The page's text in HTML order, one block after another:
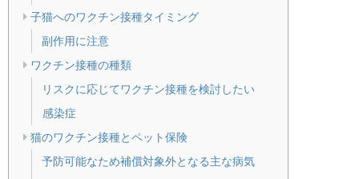
子猫へのワクチン接種タイミング
副作用に注意
ワクチン接種の種類
リスクに応じてワクチン接種を検討したい
感染症
猫のワクチン接種とペット保険
予防可能なため補償対象外となる主な病気